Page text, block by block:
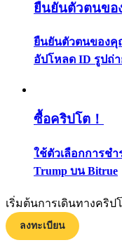
ยืนยันตัวตนข
ยืนยันตัวตนของ
อัปโหลด ID รูปถ่
ซื้อคริปโต！
ใช้ตัวเลือกการช
Trump บน Bitrue
เริ่มต้นการเดินทางคริ
ลงทะเบียน